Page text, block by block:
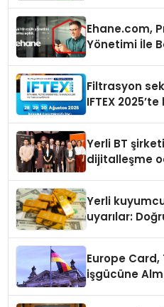
Ehane.com,
Yönetimi İle
Filtrasyon
IFTEX
Yerli BT
dijitalleşme
Yerli
uyarılar:
Europe
işgücüne